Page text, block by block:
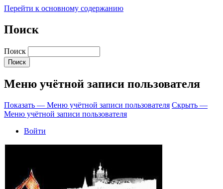
Перейти к основному содержанию
Поиск
Поиск
Меню учётной записи пользователя
Показать — Меню учётной записи пользователя Скрыть —
Меню учётной записи пользователя
Войти